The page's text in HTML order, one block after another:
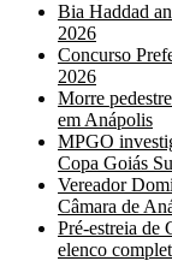
Bia Haddad
2026
Concurso
2026
Morre
em Anápolis
MPGO
Copa Goiás
Vereador
Câmara de
Pré-estreia de
elenco